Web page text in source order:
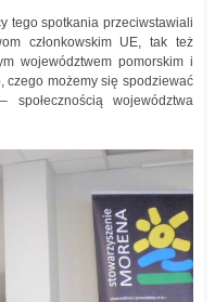
tego spotkania przeciwstawiali
członkowskim UE, tak też
województwem pomorskim i
czego możemy się spodziewać
województwa